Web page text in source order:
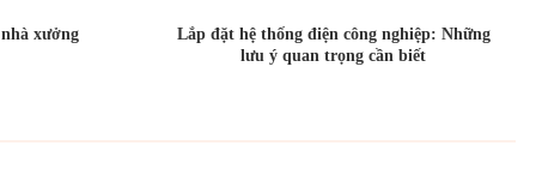
xưởng
Lắp đặt hệ thống điện công nghiệp: Những
lưu ý quan trọng cần biết